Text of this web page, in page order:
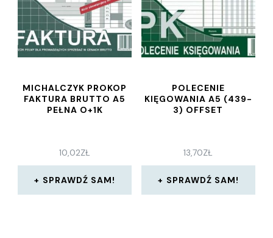
MICHALCZYK PROKOP
FAKTURA BRUTTO A5
PEŁNA O+1K
10,02ZŁ
SPRAWDŹ SAM!
POLECENIE
KIĘGOWANIA A5 (439-
3) OFFSET
13,70ZŁ
SPRAWDŹ SAM!